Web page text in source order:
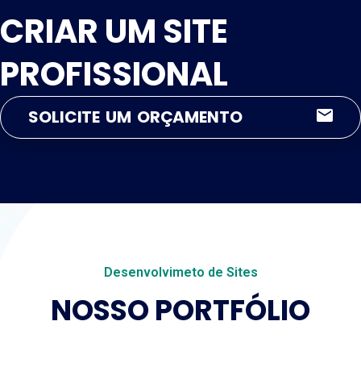
CRIAR UM SITE
PROFISSIONAL
SOLICITE UM ORÇAMENTO
Desenvolvimeto de Sites
NOSSO PORTFÓLIO